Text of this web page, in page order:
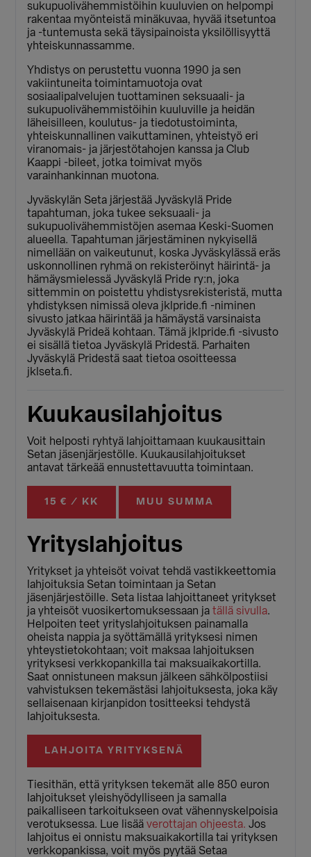
sukupuolivähemmistöihin kuuluvien on helpompi
rakentaa myönteistä minäkuvaa, hyvää itsetuntoa
ja -tuntemusta sekä täysipainoista yksilöllisyyttä
yhteiskunnassamme.
Yhdistys on perustettu vuonna 1990 ja sen
vakiintuneita toimintamuotoja ovat
sosiaalipalvelujen tuottaminen seksuaali- ja
sukupuolivähemmistöihin kuuluville ja heidän
läheisilleen, koulutus- ja tiedotustoiminta,
yhteiskunnallinen vaikuttaminen, yhteistyö eri
viranomais- ja järjestötahojen kanssa ja Club
Kaappi -bileet, jotka toimivat myös
varainhankinnan muotona.
Jyväskylän Seta järjestää Jyväskylä Pride
tapahtuman, joka tukee seksuaali- ja
sukupuolivähemmistöjen asemaa Keski-Suomen
alueella. Tapahtuman järjestäminen nykyisellä
nimellään on vaikeutunut, koska Jyväskylässä eräs
uskonnollinen ryhmä on rekisteröinyt häirintä- ja
hämäysmielessä Jyväskylä Pride ry:n, joka
sittemmin on poistettu yhdistysrekisteristä, mutta
yhdistyksen nimissä oleva jklpride.fi -niminen
sivusto jatkaa häirintää ja hämäystä varsinaista
Jyväskylä Prideä kohtaan. Tämä jklpride.fi -sivusto
ei sisällä tietoa Jyväskylä Pridestä. Parhaiten
Jyväskylä Pridestä saat tietoa osoitteessa
jklseta.fi.
Kuukausilahjoitus
Voit helposti ryhtyä lahjoittamaan kuukausittain
Setan jäsenjärjestölle. Kuukausilahjoitukset
antavat tärkeää ennustettavuutta toimintaan.
15 € / KK MUU SUMMA
Yrityslahjoitus
Yritykset ja yhteisöt voivat tehdä vastikkeettomia
lahjoituksia Setan toimintaan ja Setan
jäsenjärjestöille. Seta listaa lahjoittaneet yritykset
ja yhteisöt vuosikertomuksessaan jatällä sivulla.
Helpoiten teet yrityslahjoituksen painamalla
oheista nappia ja syöttämällä yrityksesi nimen
yhteystietokohtaan; voit maksaa lahjoituksen
yrityksesi verkkopankilla tai maksuaikakortilla.
Saat onnistuneen maksun jälkeen sähkölpostiisi
vahvistuksen tekemästäsi lahjoituksesta, joka käy
sellaisenaan kirjanpidon tositteeksi tehdystä
lahjoituksesta.
LAHJOITA YRITYKSENÄ
Tiesithän, että yrityksen tekemät alle 850 euron
lahjoitukset yleishyödylliseen ja samalla
paikalliseen tarkoitukseen ovat vähennyskelpoisia
verotuksessa. Lue lisääverottajan ohjeesta. Jos
lahjoitus ei onnistu maksuaikakortilla tai yrityksen
verkkopankissa, voit myös pyytää Setaa